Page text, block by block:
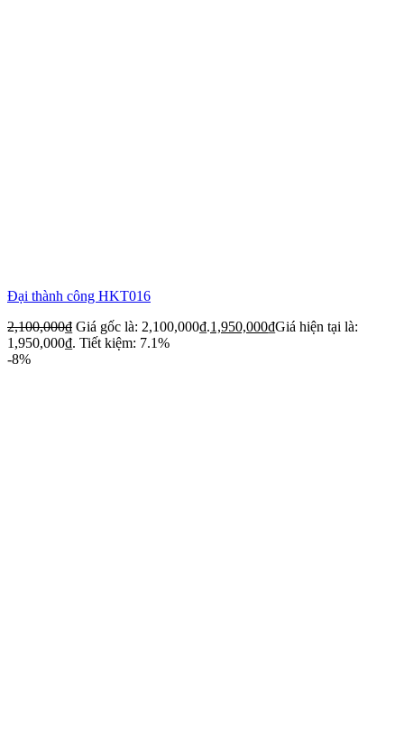
Đại thành công HKT016
2,100,000₫ Giá gốc là: 2,100,000₫.1,950,000₫Giá hiện tại là:
1,950,000₫. Tiết kiệm: 7.1%
-8%